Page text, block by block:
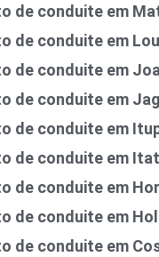
de conduite em
de conduite em
de conduite em
de conduite em
de conduite em
de conduite em
de conduite em
de conduite em
de conduite em